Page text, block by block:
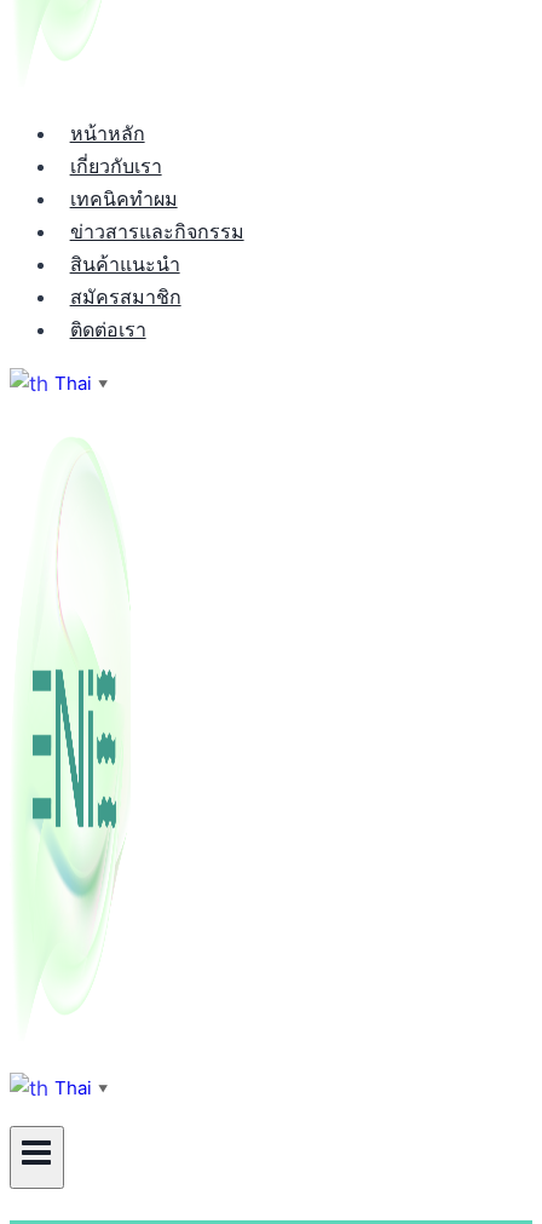
หน้าหลัก
เกี่ยวกับเรา
เทคนิคทำผม
ข่าวสารและกิจกรรม
สินค้าแนะนำ
สมัครสมาชิก
ติดต่อเรา
Thai ▼
Thai ▼